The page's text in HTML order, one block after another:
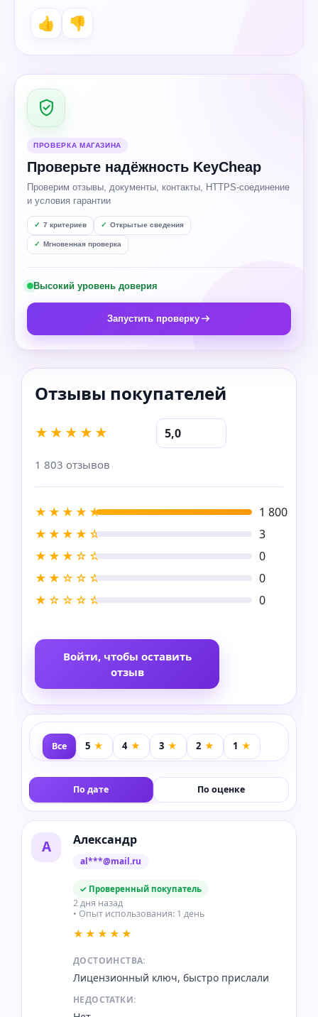
👍 👎
ПРОВЕРКА МАГАЗИНА
Проверьте надёжность KeyCheap
Проверим отзывы, документы, контакты, HTTPS-соединение
и условия гарантии
7 критериев Открытые сведения
Мгновенная проверка
Высокий уровень доверия
Запустить проверку
★★★★★ 5,0
1 803 отзывов
★★★★★
1 800
★★★★☆
3
★★★☆☆
0
★★☆☆☆
0
★☆☆☆☆
0
Войти, чтобы оставить
отзыв
Все
По дате По оценке
А Александр
al***@mail.ru
✓ Проверенный покупатель
2 дня назад
• Опыт использования: 1 день
★★★★★
ДОСТОИНСТВА:
Лицензионный ключ, быстро прислали
НЕДОСТАТКИ: